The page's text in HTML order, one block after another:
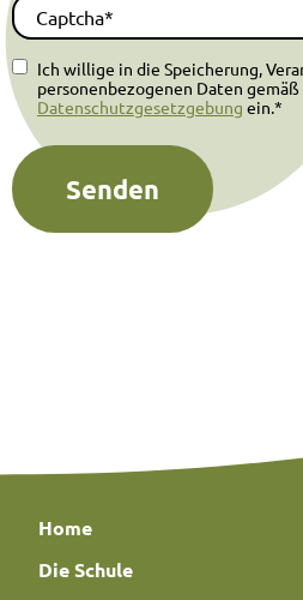
Captcha*
Ich willige in die Speicherung,
personenbezogenen Daten
Datenschutzgesetzgebung ein.*
Home
Die Schule